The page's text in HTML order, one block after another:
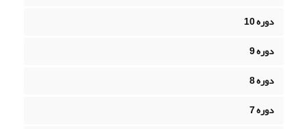
دوره 10
دوره 9
دوره 8
دوره 7